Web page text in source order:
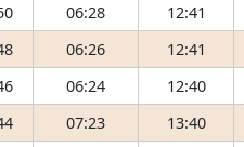
06:28 12:41
06:26 12:41
06:24 12:40
07:23 13:40